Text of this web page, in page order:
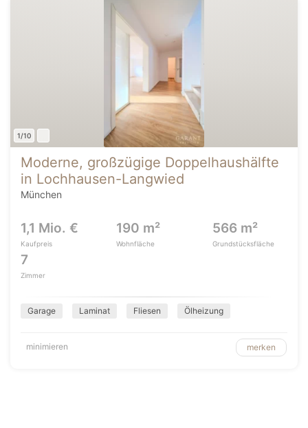
1/10
Moderne, großzügige Doppelhaushälfte
in Lochhausen-Langwied
München
1,1 Mio. €
Kaufpreis
190 m²
Wohnfläche
566 m²
Grundstücksfläche
7
Zimmer
Garage Laminat Fliesen Ölheizung
minimieren merken